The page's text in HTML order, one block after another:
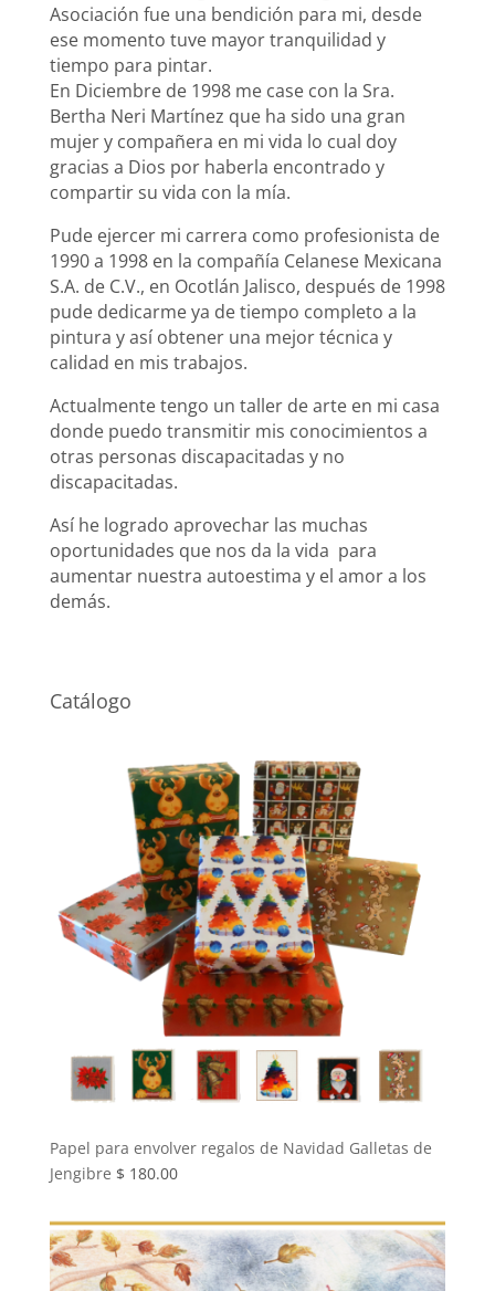
Asociación fue una bendición para mi, desde
ese momento tuve mayor tranquilidad y
tiempo para pintar.
En Diciembre de 1998 me case con la Sra.
Bertha Neri Martínez que ha sido una gran
mujer y compañera en mi vida lo cual doy
gracias a Dios por haberla encontrado y
compartir su vida con la mía.
Pude ejercer mi carrera como profesionista de
1990 a 1998 en la compañía Celanese Mexicana
S.A. de C.V., en Ocotlán Jalisco, después de 1998
pude dedicarme ya de tiempo completo a la
pintura y así obtener una mejor técnica y
calidad en mis trabajos.
Actualmente tengo un taller de arte en mi casa
donde puedo transmitir mis conocimientos a
otras personas discapacitadas y no
discapacitadas.
Así he logrado aprovechar las muchas
oportunidades que nos da la vida para
aumentar nuestra autoestima y el amor a los
demás.
Catálogo
Papel para envolver regalos de Navidad Galletas de
Jengibre $ 180.00